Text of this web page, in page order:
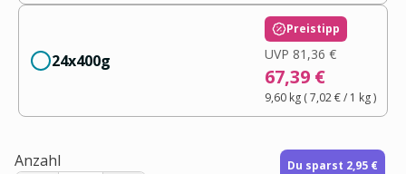
24x400g
Preistipp
UVP 81,36 €
67,39 €
9,60 kg(7,02 €/ 1 kg)
Anzahl Du sparst 2,95 €